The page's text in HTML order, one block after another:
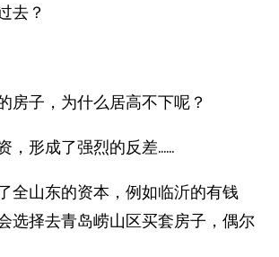
去？
房子，为什么居高不下呢？
，形成了强烈的反差……
全山东的资本，例如临沂的有钱
选择去青岛崂山区买套房子，偶尔